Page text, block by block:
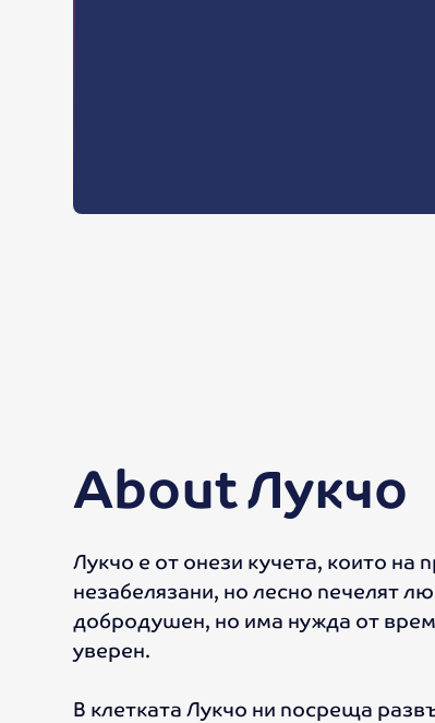
AboutЛукчо
Лукчо е от онези кучета, които на
незабелязани, но лесно печелят
добродушен, но има нужда от
уверен.
В клетката Лукчо ни посреща